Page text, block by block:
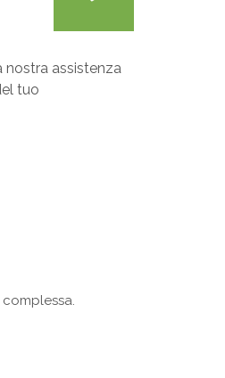
nostra assistenza
tuo